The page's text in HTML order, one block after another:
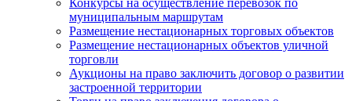
Конкурсы на осуществление перевозок по
муниципальным маршрутам
Размещение нестационарных торговых объектов
Размещение нестационарных объектов уличной
торговли
Аукционы на право заключить договор о развитии
застроенной территории